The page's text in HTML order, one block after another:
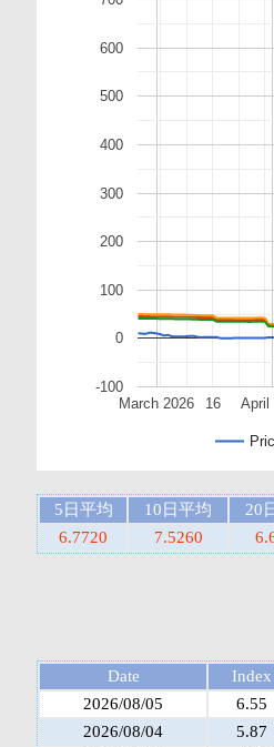
March 2026 April
16
-100
0
100
200
300
400
500
600
5日平均 10日平均
20
6.7720
7.5260
Date
Index
2026/08/05
6.55
2026/08/04
5.87